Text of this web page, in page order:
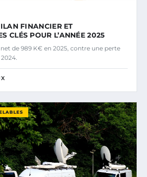
FINANCIER ET
CLÉS POUR L’ANNÉE 2025
net de 989 K€ en 2025, contre une perte